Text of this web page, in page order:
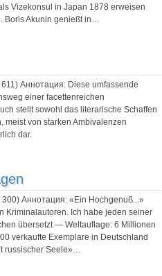
Vizekonsul in Japan 1878 erweisen
Boris Akunin genießt in…
611) Аннотация: Diese umfassende
einer facettenreichen
stellt sowohl das literarische Schaffen
von starken Ambivalenzen
dar.
300) Аннотация: «Ein Hochgenuß...»
Kriminalautoren. Ich habe jeden seiner
übersetzt — Weltauflage: 6 Millionen
verkaufte Exemplare in Deutschland
russischer Seele»…